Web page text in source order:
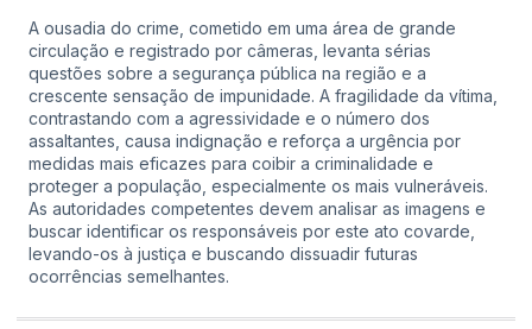
A ousadia do crime, cometido em uma área de grande
circulação e registrado por câmeras, levanta sérias
questões sobre a segurança pública na região e a
crescente sensação de impunidade. A fragilidade da vítima,
contrastando com a agressividade e o número dos
assaltantes, causa indignação e reforça a urgência por
medidas mais eficazes para coibir a criminalidade e
proteger a população, especialmente os mais vulneráveis.
As autoridades competentes devem analisar as imagens e
buscar identificar os responsáveis por este ato covarde,
levando-os à justiça e buscando dissuadir futuras
ocorrências semelhantes.